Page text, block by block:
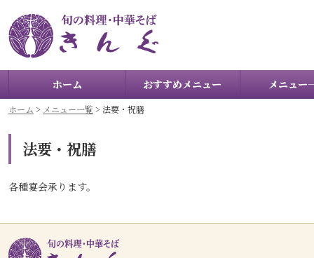
ホーム おすすめメニュー メニュー
ホーム > メニュー一覧 > 法要・祝膳
法要・祝膳
各種宴会承ります。